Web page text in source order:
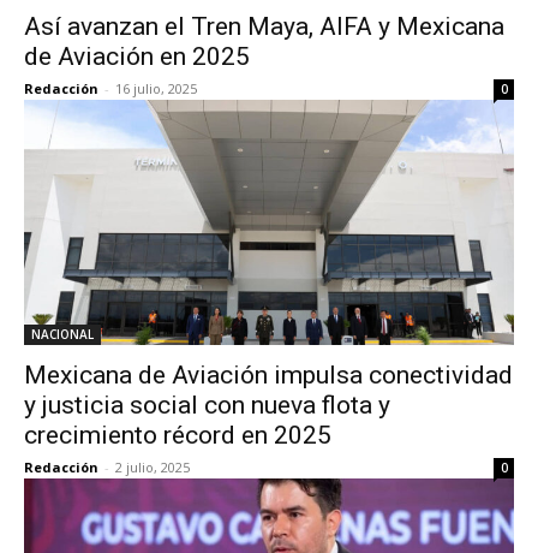
Así avanzan el Tren Maya, AIFA y Mexicana
de Aviación en 2025
Redacción - 16 julio, 2025 0
NACIONAL
Mexicana de Aviación impulsa conectividad
y justicia social con nueva flota y
crecimiento récord en 2025
Redacción - 2 julio, 2025 0